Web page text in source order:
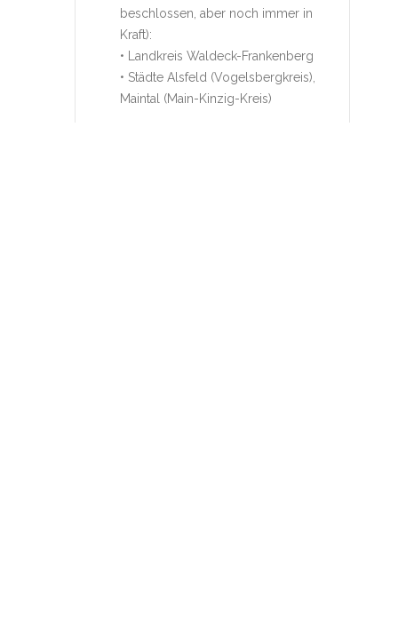
beschlossen, aber noch immer in
Kraft):
• Landkreis Waldeck-Frankenberg
• Städte Alsfeld (Vogelsbergkreis),
Maintal (Main-Kinzig-Kreis)